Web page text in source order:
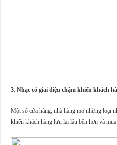
3. Nhạc có giai điệu chậm khiến khách
Một số cửa hàng, nhà hàng mở những loại
khiến khách hàng lưu lại lâu bền hơn và